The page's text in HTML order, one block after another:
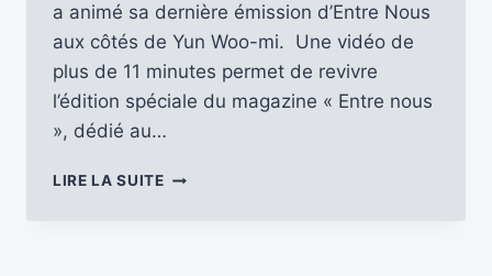
a animé sa dernière émission d’Entre Nous
aux côtés de Yun Woo-mi. Une vidéo de
plus de 11 minutes permet de revivre
l’édition spéciale du magazine « Entre nous
», dédié au…
LIRE LA SUITEC’EST